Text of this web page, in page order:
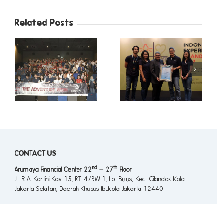
Related Posts
DUKUNGAN
WARGANET
ANTARKAN
#BERKAHSENYUM
SEBAGAI
INDONESIA MOST
EXPERIENTIAL
BRAND
Melek Asuransi
dan Keselamatan
Berlalu Lintas
Adalah Hak
Segala Usia
CONTACT US
Arumaya Financial Center 22nd– 27th Floor
Jl. R.A. Kartini Kav 15, RT.4/RW.1, Lb. Bulus, Kec. Cilandak Kota
Jakarta Selatan, Daerah Khusus Ibukota Jakarta 12440